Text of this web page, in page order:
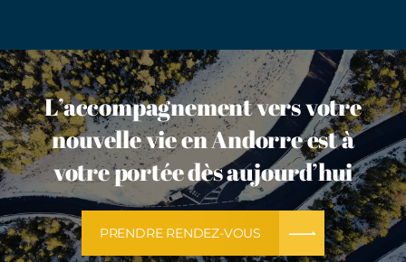
L’accompagnement vers votre
nouvelle vie en Andorre est à
votre portée dès aujourd’hui
PRENDRE RENDEZ-VOUS